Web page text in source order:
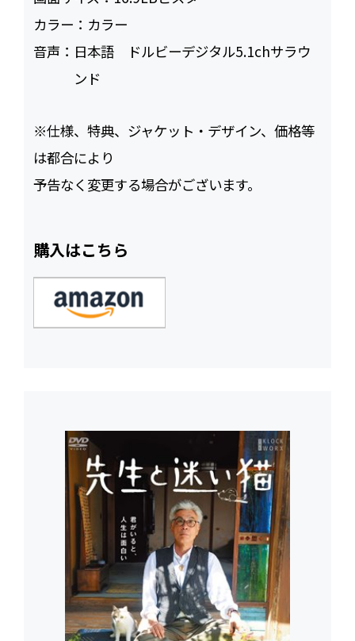
カラー： カラー
音声： 日本語 ドルビーデジタル5.1chサラウ
ンド
※仕様、特典、ジャケット・デザイン、価格等
は都合により
予告なく変更する場合がございます。
購入はこちら